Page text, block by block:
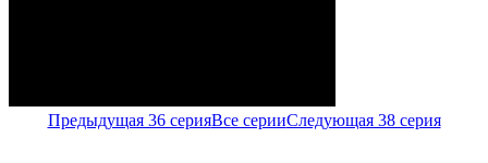
Предыдущая 36 серияВсе серииСледующая 38 серия